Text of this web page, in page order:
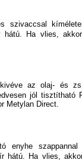
szivaccsal
hátú. Ha vlies,
az olaj- és
jól tisztítható
Metylan Direct.
enyhe
hátú. Ha vlies,